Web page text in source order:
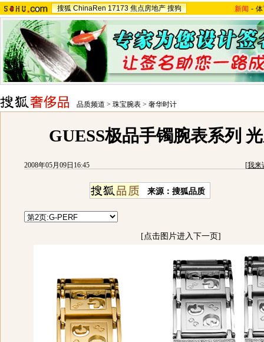
搜狐 ChinaRen 17173 焦点房地产 搜狗 新闻 -
品质频道 > 珠宝腕表 > 奢华时计
GUESS极品手镯腕表系列
2008年05月09日16:45 [我来
来源：搜狐品质
[点击图片进入下一页]